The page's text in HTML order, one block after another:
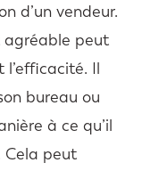
d’un vendeur.
agréable peut
Il
bureau ou
à ce qu’il
Cela peut